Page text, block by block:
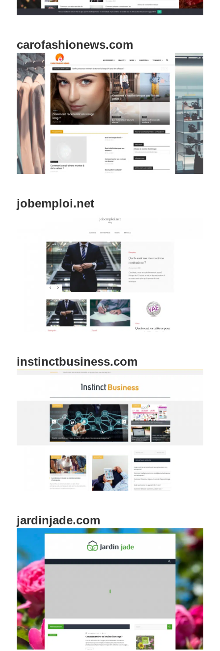
carofashionews.com
jobemploi.net
instinctbusiness.com
jardinjade.com